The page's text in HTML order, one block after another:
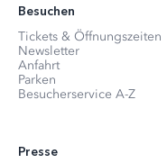
Besuchen
Tickets & Öffnungszeiten
Newsletter
Anfahrt
Parken
Besucherservice A-Z
Presse